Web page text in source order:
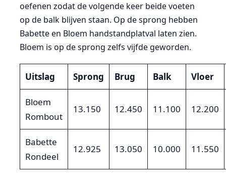
oefenen zodat de volgende keer beide voeten
op de balk blijven staan. Op de sprong hebben
Babette en Bloem handstandplatval laten zien.
Bloem is op de sprong zelfs vijfde geworden.
Uitslag Sprong Brug Balk Vloer
Bloem
Rombout
13.150 12.450 11.100 12.200
Babette
Rondeel
12.925 13.050 10.000 11.550